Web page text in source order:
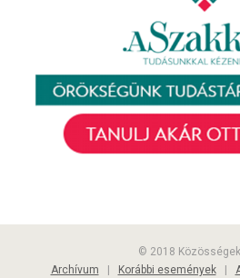
© 2018
Archívum
Korábbi események|